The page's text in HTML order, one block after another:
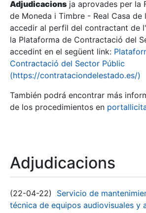
Mostra/Amaga
Mostra/Amaga
Adjudicacions ja aprovades per la
de Moneda i Timbre - Real Casa de
accedir al perfil del contractant de
la Plataforma de Contractació del
accedint en el següent link:
Contractació del Sector Públic
(https://contrataciondelestado.es/)
También podrá encontrar más
de los procedimientos en
Adjudicacions
(22-04-22)
Servicio de
técnica de equipos audiovisuales y